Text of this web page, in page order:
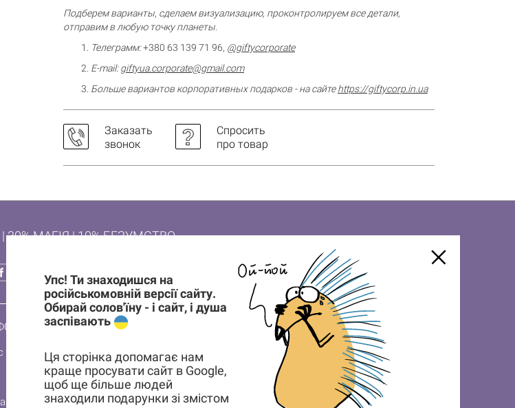
Подберем варианты, сделаем визуализацию, проконтролируем все детали,
отправим в любую точку планеты.
Телеграмм:+380 63 139 71 96, @giftycorporate
E-mail:giftyua.corporate@gmail.com
Больше вариантов корпоративных подарков - на сайтеhttps://giftycorp.in.ua
Заказать
звонок
Спросить
про товар
30% МАГІЯ | 10% БЕЗУМСТВО
ПОДПИШИСЬ НА НОВОСТИ И ПОЛУЧИ 7% СКИДКИ
Подписаться
Упс! Ти знаходишся на
російськомовній версії сайту.
Обирай солов'їну - і сайт, і душа
заспівають
Ця сторінка допомагає нам
краще просувати сайт в Google,
щоб ще більше людей
знаходили подарунки зі змістом